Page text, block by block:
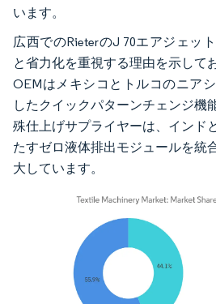
います。
広西でのRieterのJ 70エアジェッ
と省力化を重視する理由を示して
OEMはメキシコとトルコのニア
したクイックパターンチェンジ機
殊仕上げサプライヤーは、インド
たすゼロ液体排出モジュールを統
大しています。